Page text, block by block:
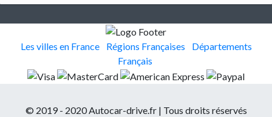
Les villes en France Régions Françaises
Départements
Français
© 2019 - 2020 Autocar-drive.fr | Tous droits réservés